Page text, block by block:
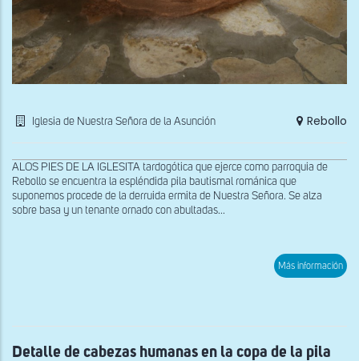
Iglesia de Nuestra Señora de la Asunción Rebollo
ALOS PIES DE LA IGLESITA tardogótica que ejerce como parroquia de
Rebollo se encuentra la espléndida pila bautismal románica que
suponemos procede de la derruida ermita de Nuestra Señora. Se alza
sobre basa y un tenante ornado con abultadas...
Más información
Pila
Detalle de cabezas humanas en la copa de la pila